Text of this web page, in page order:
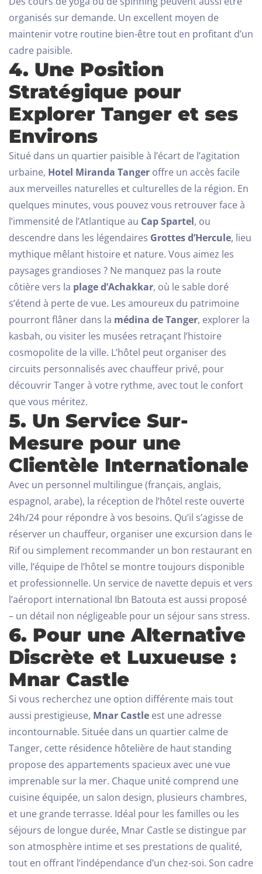
organisés sur demande. Un excellent moyen de
maintenir votre routine bien-être tout en profitant d’un
cadre paisible.
4. Une Position
Stratégique pour
Explorer Tanger et ses
Environs
Situé dans un quartier paisible à l’écart de l’agitation
urbaine, Hotel Miranda Tanger offre un accès facile
aux merveilles naturelles et culturelles de la région. En
quelques minutes, vous pouvez vous retrouver face à
l’immensité de l’Atlantique au Cap Spartel, ou
descendre dans les légendaires Grottes d’Hercule, lieu
mythique mêlant histoire et nature. Vous aimez les
paysages grandioses ? Ne manquez pas la route
côtière vers la plage d’Achakkar, où le sable doré
s’étend à perte de vue. Les amoureux du patrimoine
pourront flâner dans la médina de Tanger, explorer la
kasbah, ou visiter les musées retraçant l’histoire
cosmopolite de la ville. L’hôtel peut organiser des
circuits personnalisés avec chauffeur privé, pour
découvrir Tanger à votre rythme, avec tout le confort
que vous méritez.
5. Un Service Sur-
Mesure pour une
Clientèle Internationale
Avec un personnel multilingue (français, anglais,
espagnol, arabe), la réception de l’hôtel reste ouverte
24h/24 pour répondre à vos besoins. Qu’il s’agisse de
réserver un chauffeur, organiser une excursion dans le
Rif ou simplement recommander un bon restaurant en
ville, l’équipe de l’hôtel se montre toujours disponible
et professionnelle. Un service de navette depuis et vers
l’aéroport international Ibn Batouta est aussi proposé
– un détail non négligeable pour un séjour sans stress.
6. Pour une Alternative
Discrète et Luxueuse :
Mnar Castle
Si vous recherchez une option différente mais tout
aussi prestigieuse, Mnar Castle est une adresse
incontournable. Située dans un quartier calme de
Tanger, cette résidence hôtelière de haut standing
propose des appartements spacieux avec une vue
imprenable sur la mer. Chaque unité comprend une
cuisine équipée, un salon design, plusieurs chambres,
et une grande terrasse. Idéal pour les familles ou les
séjours de longue durée, Mnar Castle se distingue par
son atmosphère intime et ses prestations de qualité,
tout en offrant l’indépendance d’un chez-soi. Son cadre